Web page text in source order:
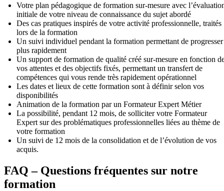
Votre plan pédagogique de formation sur-mesure avec
initiale de votre niveau de connaissance du sujet abordé
Des cas pratiques inspirés de votre activité professionnelle, traités
lors de la formation
Un suivi individuel pendant la formation permettant de progresser
plus rapidement
Un support de formation de qualité créé sur-mesure en fonction
vos attentes et des objectifs fixés, permettant un transfert de
compétences qui vous rende très rapidement opérationnel
Les dates et lieux de cette formation sont à définir selon vos
disponibilités
Animation de la formation par un Formateur Expert Métier
La possibilité, pendant 12 mois, de solliciter votre Formateur
Expert sur des problématiques professionnelles liées au thème de
votre formation
Un suivi de 12 mois de la consolidation et de l’évolution de vos
acquis.
FAQ – Questions fréquentes sur notre
formation